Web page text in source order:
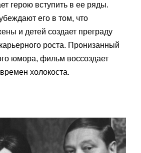
герою вступить в ее ряды.
его в том, что
и детей создает преграду
роста. Пронизанный
юмора, фильм воссоздает
холокоста.